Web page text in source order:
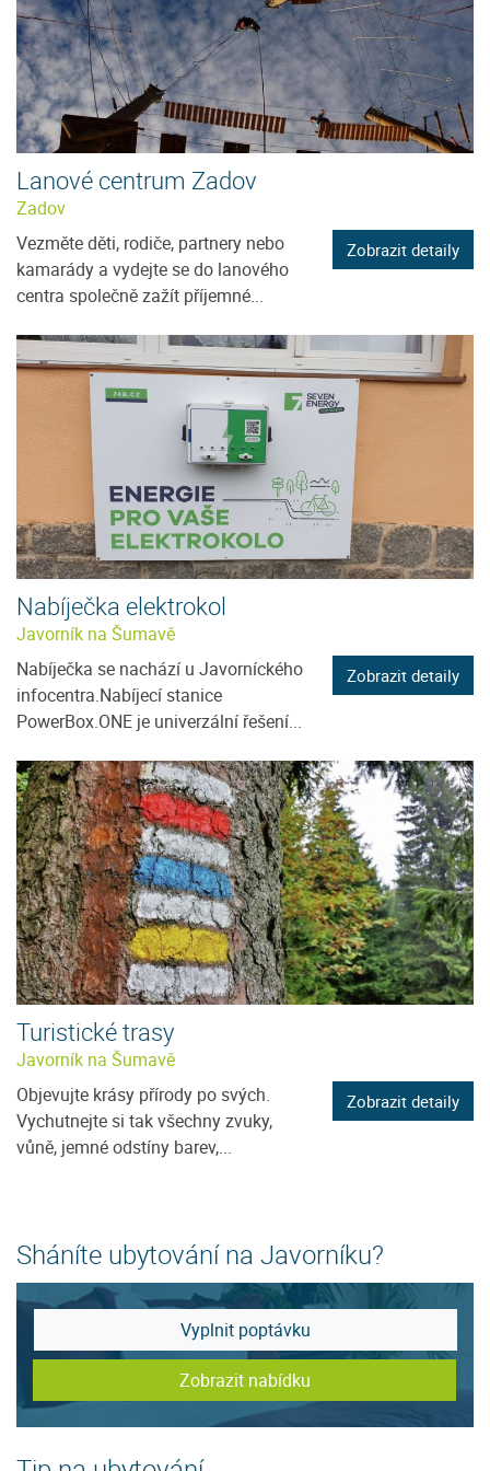
Lanové centrum Zadov
Zadov
Vezměte děti, rodiče, partnery nebo
kamarády a vydejte se do lanového
centra společně zažít příjemné...
Zobrazit detaily
Nabíječka elektrokol
Javorník na Šumavě
Nabíječka se nachází u Javorníckého
infocentra.Nabíjecí stanice
PowerBox.ONE je univerzální řešení...
Zobrazit detaily
Turistické trasy
Javorník na Šumavě
Objevujte krásy přírody po svých.
Vychutnejte si tak všechny zvuky,
vůně, jemné odstíny barev,...
Zobrazit detaily
Sháníte ubytování na Javorníku?
Vyplnit poptávku
Zobrazit nabídku